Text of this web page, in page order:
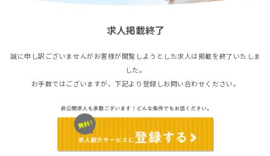
求人掲載終了
誠に申し訳ございませんがお客様が閲覧しようとした求人は掲載を終了いたしま
した。
お手数ではございますが、下記より登録しお問い合わせください。